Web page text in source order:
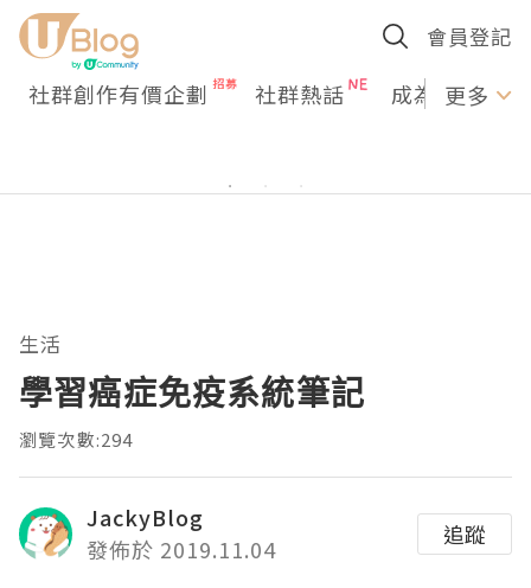
會員登記
社群創作有價企劃 社群熱話 成為U更多
生活
學習癌症免疫系統筆記
瀏覽次數:294
JackyBlog
發佈於 2019.11.04
追蹤